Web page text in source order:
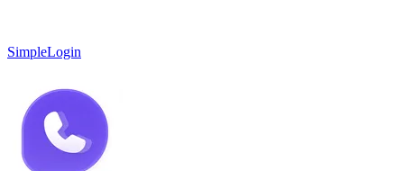
SimpleLogin